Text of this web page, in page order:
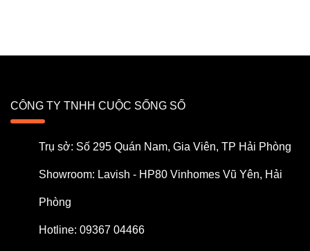
CÔNG TY TNHH CUỘC SỐNG SỐ
Trụ sở: Số 295 Quán Nam, Gia Viên, TP Hải Phòng
Showroom: Lavish - HP80 Vinhomes Vũ Yên, Hải
Phòng
Hotline: 09367 04466